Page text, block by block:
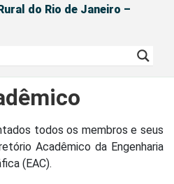
do Rio de Janeiro –
todos os membros e seus
Acadêmico da Engenharia
(EAC).